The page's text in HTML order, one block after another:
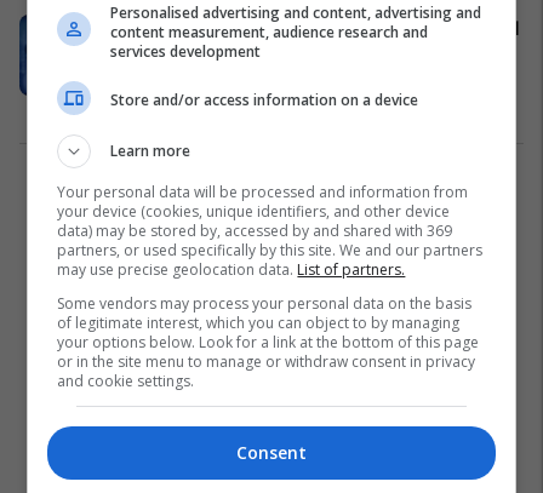
OpenAI premton më shumë 'kontroll
të detajuar' për mbajtësit e të
gjeneron video të personazheve të
AI 06/10/2025
2
Personalised advertising and content, advertising and
content measurement, audience research and
services development
Store and/or access information on a device
Learn more
Your personal data will be processed and information from
your device (cookies, unique identifiers, and other device
data) may be stored by, accessed by and shared with 369
partners, or used specifically by this site. We and our partners
may use precise geolocation data. List of partners.
Some vendors may process your personal data on the basis
of legitimate interest, which you can object to by managing
your options below. Look for a link at the bottom of this page
or in the site menu to manage or withdraw consent in privacy
and cookie settings.
Consent